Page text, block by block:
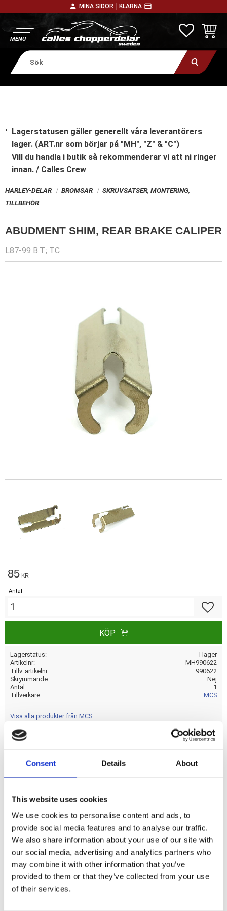
Consent Details About
This website uses cookies
We use cookies to personalise content and ads, to
provide social media features and to analyse our traffic.
We also share information about your use of our site with
our social media, advertising and analytics partners who
may combine it with other information that you’ve
provided to them or that they’ve collected from your use
of their services.
person MINA SIDOR │ KLARNA payment
Lagerstatusen gäller generellt våra leverantörers
lager. (ART.nr som börjar på "MH", "Z" & "C")
Vill du handla i butik så rekommenderar vi att ni ringer
innan. / Calles Crew
HARLEY-DELAR BROMSAR
SKRUVSATSER, MONTERING,
TILLBEHÖR
ABUDMENT SHIM, REAR BRAKE CALIPER
L87-99 B.T.; TC
85 KR
Antal
KÖP
Lagerstatus
I lager
Artikelnr
MH990622
Tillv. artikelnr
990622
Skrymmande
Nej
Antal
1
Tillverkare
MCS
Visa alla produkter från MCS
BROMSKLOSS INSERTS AV METALL FÖR ATT FÖRHINDRA
Dela med dig
F
a
c
e
b
o
o
k
Omdömen
Du